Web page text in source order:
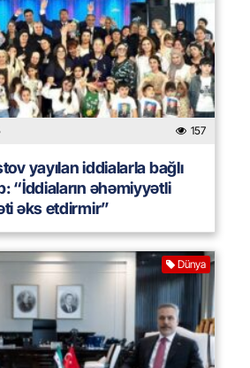
157
yayılan iddialarla bağlı
“İddiaların əhəmiyyətli
əks etdirmir”
Dünya